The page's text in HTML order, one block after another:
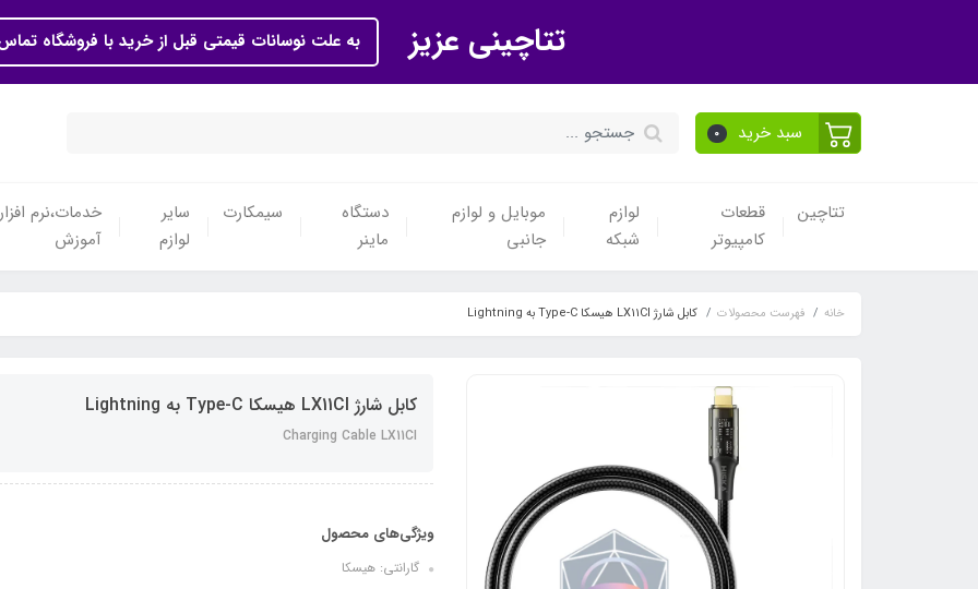
تتاچینی عزیز به علت نوسانات قیمتی قبل از خرید با فروشگاه
سبد خرید 0
تتاچین
قطعات
کامپیوتر
لوازم
شبکه
موبایل و لوازم
جانبی
دستگاه
ماینر
سیمکارت
سایر
لوازم
خدمات،نرم
آموزش
خانه فهرست محصولات کابل شارژ LX11CI هیسکا Type-C به Lightning
کابل شارژ LX11CI هیسکا Type-C به Lightning
Charging Cable LX11CI
ویژگی‌های محصول
گارانتی: هیسکا